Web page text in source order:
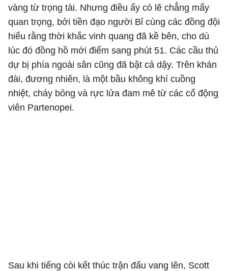
vàng từ trọng tài. Nhưng điều ấy có lẽ chẳng mấy
quan trọng, bởi tiền đạo người Bỉ cùng các đồng đội
hiểu rằng thời khắc vinh quang đã kề bên, cho dù
lúc đó đồng hồ mới điểm sang phút 51. Các cầu thủ
dự bị phía ngoài sân cũng đã bật cả dậy. Trên khán
đài, đương nhiên, là một bầu không khí cuồng
nhiệt, cháy bỏng và rực lửa đam mê từ các cổ động
viên Partenopei.
Sau khi tiếng còi kết thúc trận đấu vang lên, Scott